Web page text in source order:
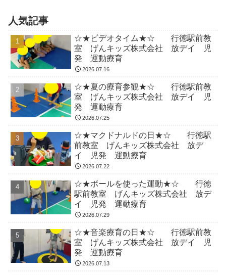
人気記事
☆★ビデオタイム★☆ 行徳駅前教
室 げんキッズ株式会社 放デイ 児
発 運動療育
2026.07.16
☆★夏の療育参観★☆ 行徳駅前教
室 げんキッズ株式会社 放デイ 児
発 運動療育
2026.07.25
☆★マクドナルドの日★☆ 行徳駅
前教室 げんキッズ株式会社 放デ
イ 児発 運動療育
2026.07.22
☆★ボールを使った運動★☆ 行徳
駅前教室 げんキッズ株式会社 放デ
イ 児発 運動療育
2026.07.29
☆★音楽療育の日★☆ 行徳駅前教
室 げんキッズ株式会社 放デイ 児
発 運動療育
2026.07.13